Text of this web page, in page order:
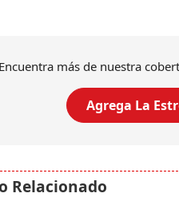
Encuentra más de nuestra
Agrega La